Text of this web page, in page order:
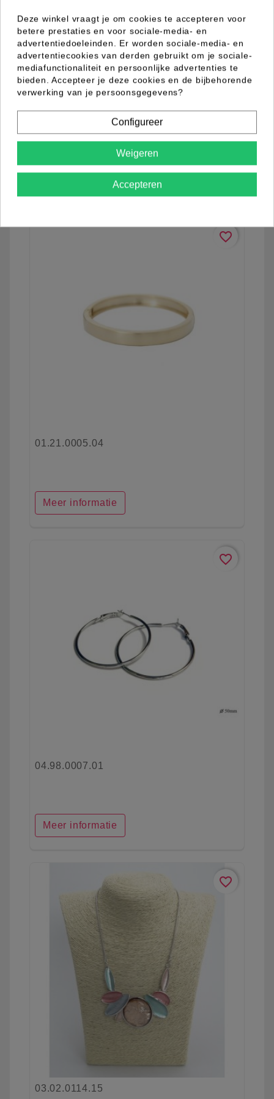
Meer informatie
favorite_border
01.21.0005.04
Meer informatie
favorite_border
04.98.0007.01
Meer informatie
favorite_border
03.02.0114.15
Deze winkel vraagt je om cookies te accepteren voor
betere prestaties en voor sociale-media- en
advertentiedoeleinden. Er worden sociale-media- en
advertentiecookies van derden gebruikt om je sociale-
mediafunctionaliteit en persoonlijke advertenties te
bieden. Accepteer je deze cookies en de bijbehorende
verwerking van je persoonsgegevens?
Configureer
Weigeren
Accepteren